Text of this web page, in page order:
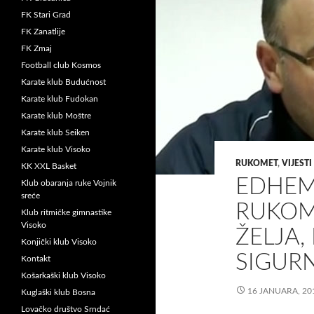
RUKOMET, VIJESTI
ŽELJA,
16 JANUARA,
FK Stari Grad
FK Zanatlije
FK Zmaj
Football club Kosmos
Karate klub Budućnost
Karate klub Fudokan
Karate klub Moštre
Karate klub Seiken
Karate klub Visoko
KK XXL Basket
Klub obaranja ruke Vojnik
sreće
Klub ritmičke gimnastike
Visoko
Konjički klub Visoko
Kontakt
Košarkaški klub Visoko
Kuglaški klub Bosna
Lovačko društvo Srndać